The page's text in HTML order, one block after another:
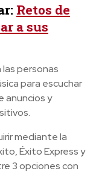
Retos de
a sus
personas
para escuchar
anuncios y
mediante la
Éxito Express y
3 opciones con